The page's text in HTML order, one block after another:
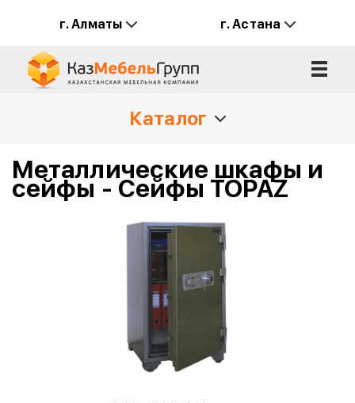
г. Алматы г. Астана
Каталог
Металлические шкафы и
сейфы -Сейфы TOPAZ